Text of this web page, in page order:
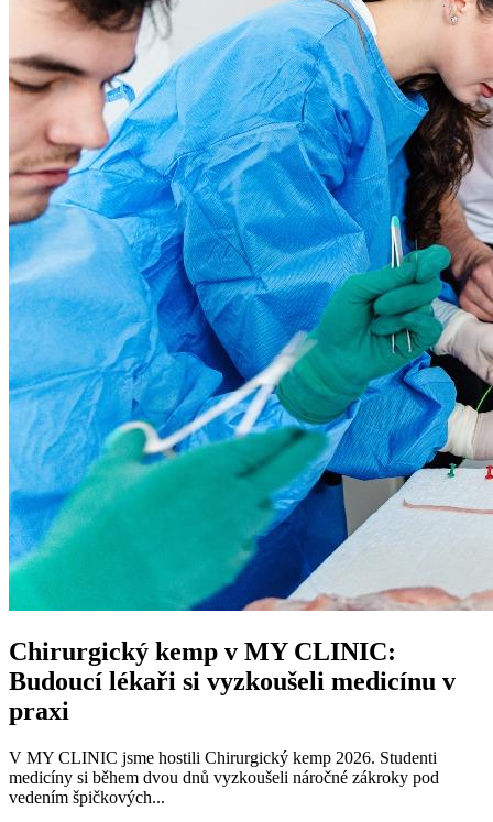
Chirurgický kemp v MY CLINIC:
Budoucí lékaři si vyzkoušeli medicínu v
praxi
V MY CLINIC jsme hostili Chirurgický kemp 2026. Studenti
medicíny si během dvou dnů vyzkoušeli náročné zákroky pod
vedením špičkových...